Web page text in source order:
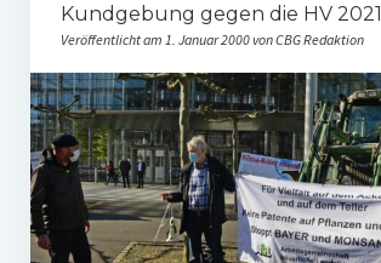
Störfälle
Jahrestagung
Kundgebung gegen die HV 2021
Veröffentlicht am 1. Januar 2000 von CBG Redaktion